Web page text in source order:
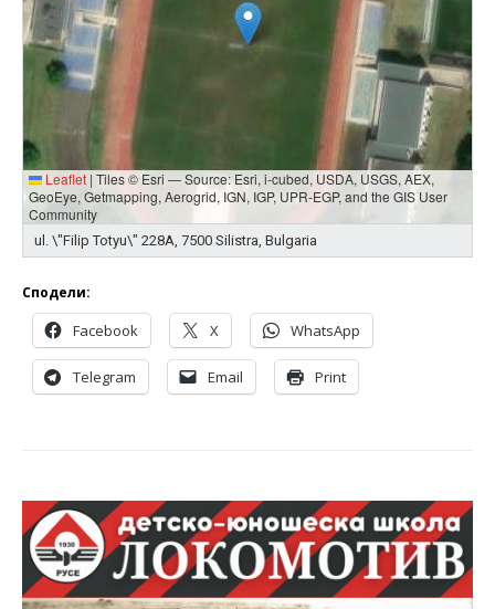
Leaflet | Tiles © Esri — Source: Esri, i-cubed, USDA, USGS, AEX,
GeoEye, Getmapping, Aerogrid, IGN, IGP, UPR-EGP, and the GIS User
Community
ul. \"Filip Totyu\" 228А, 7500 Silistra, Bulgaria
Сподели:
Facebook X WhatsApp
Telegram Email Print